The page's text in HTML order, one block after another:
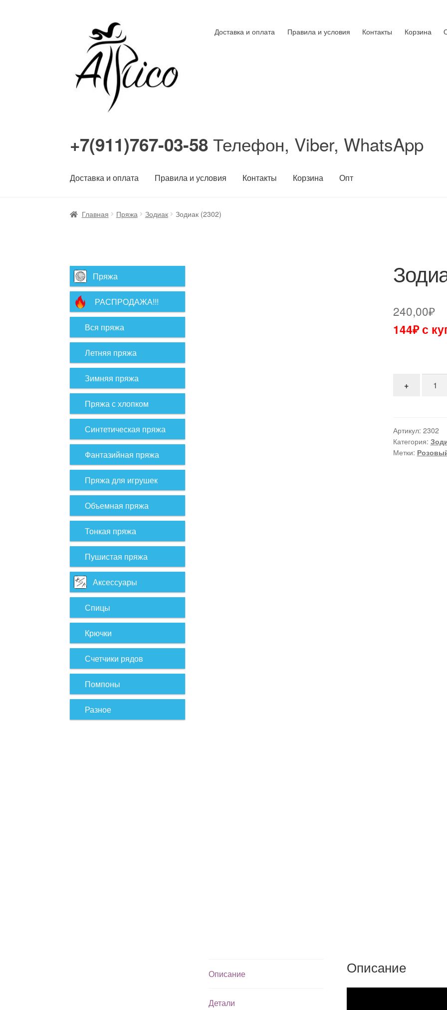
Перейти
навигации
Перейти
содержимому
Доставка и оплата Правила и условия Контакты Корзина
+7(911)767-03-58 Телефон, Viber, WhatsApp
Доставка и оплата Правила и условия Контакты Корзина Опт
Главная Пряжа Зодиак Зодиак (2302)
240,00₽
144₽ с
+
Артикул: 2302
Категория:
Метки:
Описание
Детали
Описание
Пряжа
РАСПРОДАЖА!!!
Вся пряжа
Летняя пряжа
Зимняя пряжа
Пряжа с хлопком
Синтетическая пряжа
Фантазийная пряжа
Пряжа для игрушек
Объемная пряжа
Тонкая пряжа
Пушистая пряжа
Аксессуары
Спицы
Крючки
Счетчики рядов
Помпоны
Разное